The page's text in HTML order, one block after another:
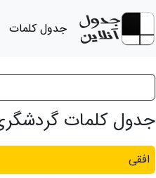
جدول کلمات
جدول کلمات گردشگری
افقی